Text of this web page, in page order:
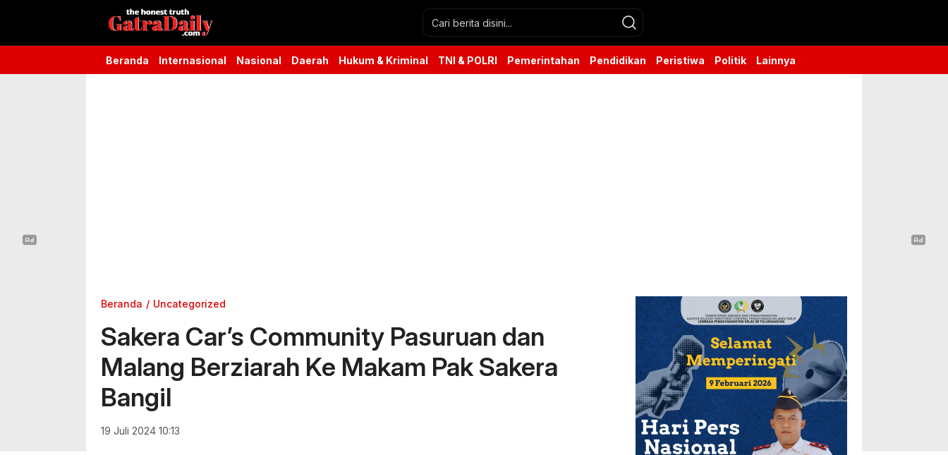
Gatra Daily
the honest truth
Beranda Internasional Nasional Daerah Hukum & Kriminal TNI & POLRI Pemerintahan Pendidikan Peristiwa Politik Lainnya
Beranda Uncategorized
Sakera Car’s Community Pasuruan dan
Malang Berziarah Ke Makam Pak Sakera
Bangil
19 Juli 2024 10:13